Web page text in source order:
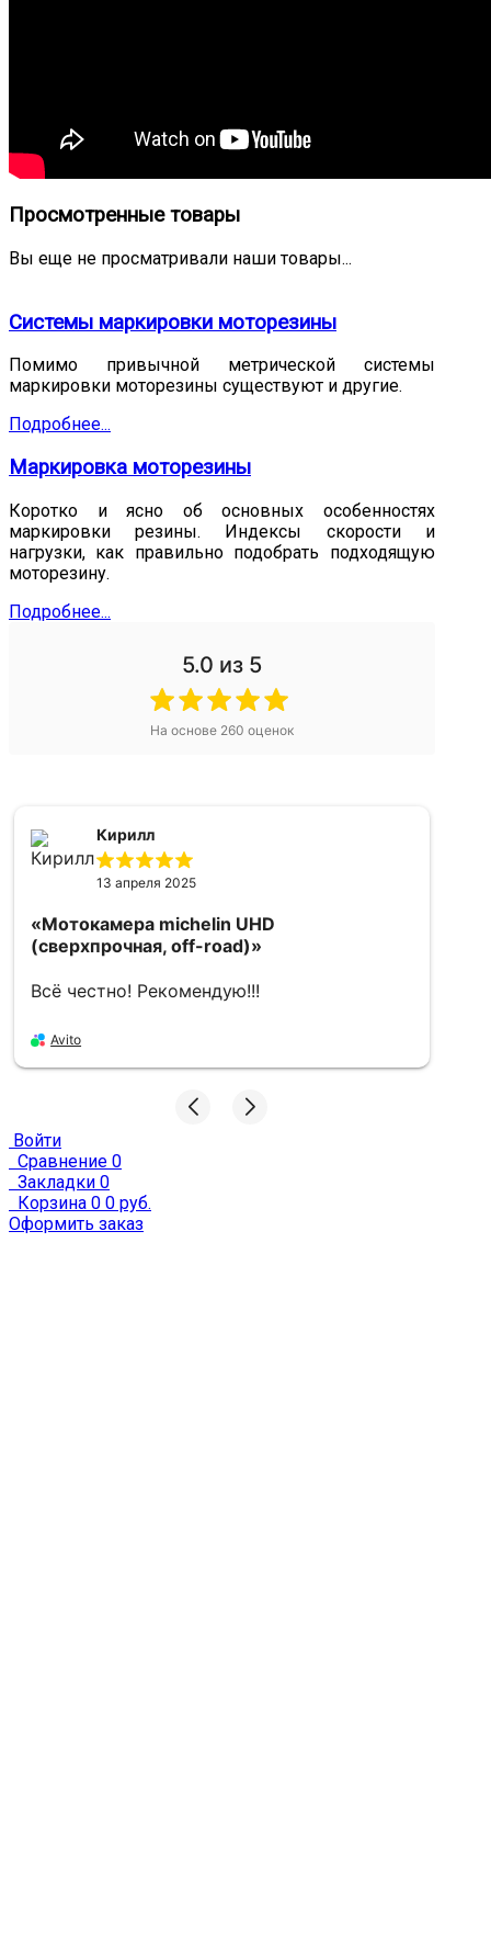
Просмотренные товары
Вы еще не просматривали наши товары...
Системы маркировки моторезины
Помимо привычной метрической системы
маркировки моторезины существуют и другие.
Подробнее...
Маркировка моторезины
Коротко и ясно об основных особенностях
маркировки резины. Индексы скорости и
нагрузки, как правильно подобрать подходящую
моторезину.
Подробнее...
5.0 из 5
На основе 260 оценок
Кирилл
13 апреля 2025
«Мотокамера michelin UHD
(сверхпрочная, off-road)»
Всё честно! Рекомендую!!!
Avito
Войти
Сравнение 0
Закладки 0
Корзина 0 0 руб.
Оформить заказ